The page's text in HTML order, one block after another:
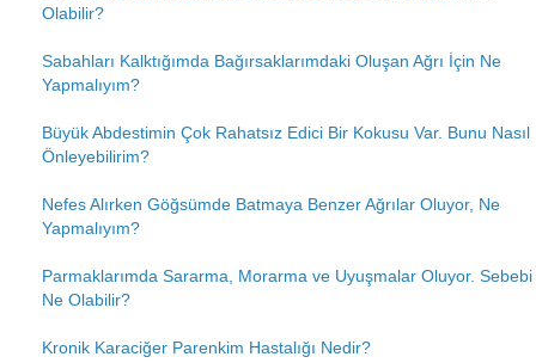
Olabilir?
Sabahları Kalktığımda Bağırsaklarımdaki Oluşan Ağrı İçin Ne
Yapmalıyım?
Büyük Abdestimin Çok Rahatsız Edici Bir Kokusu Var. Bunu Nasıl
Önleyebilirim?
Nefes Alırken Göğsümde Batmaya Benzer Ağrılar Oluyor, Ne
Yapmalıyım?
Parmaklarımda Sararma, Morarma ve Uyuşmalar Oluyor. Sebebi
Ne Olabilir?
Kronik Karaciğer Parenkim Hastalığı Nedir?